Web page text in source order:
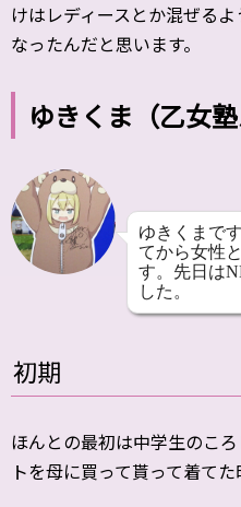
けはレディースとか混ぜる
なったんだと思います。
ゆきくま（乙女塾
ゆきくまで
てから女性
す。先日は
した。
初期
ほんとの最初は中学生のこ
トを母に買って貰って着て